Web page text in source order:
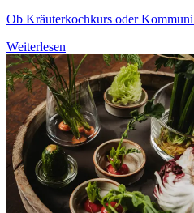
Ob Kräuterkochkurs oder
Weiterlesen